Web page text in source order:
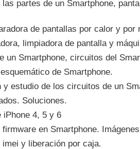
partes de un Smartphone,
de pantallas por calor y por
limpiadora de pantalla y
un Smartphone, circuitos del
de Smartphone.
y estudio de los circuitos de un
Soluciones.
iPhone 4, 5 y 6
en Smartphone.
imei y liberación por caja.